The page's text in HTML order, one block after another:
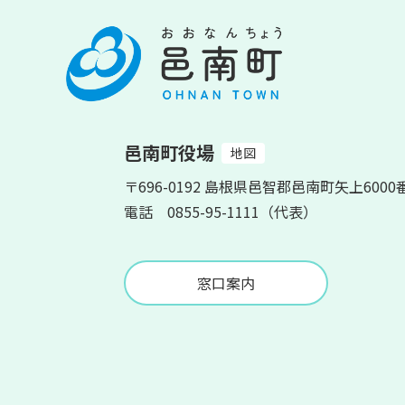
邑南町役場 地図
〒696-0192 島根県邑智郡邑南町矢上6000
電話 0855-95-1111（代表）
窓口案内